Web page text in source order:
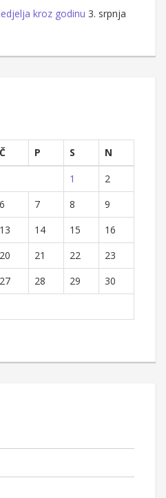
kroz godinu 3. srpnja
Č P S
N
1
2
6 7 8
9
13 14 15
16
20 21 22
23
27 28 29
30